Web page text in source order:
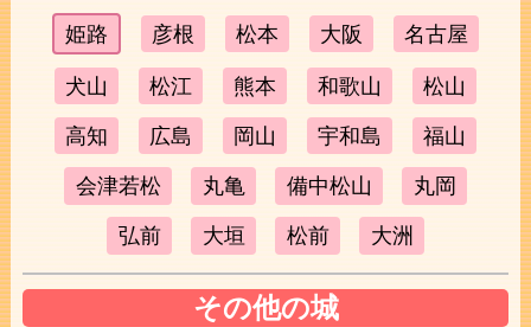
姫路 彦根 松本 大阪 名古屋
犬山 松江 熊本 和歌山 松山
高知 広島 岡山 宇和島 福山
会津若松 丸亀 備中松山 丸岡
弘前 大垣 松前 大洲
その他の城